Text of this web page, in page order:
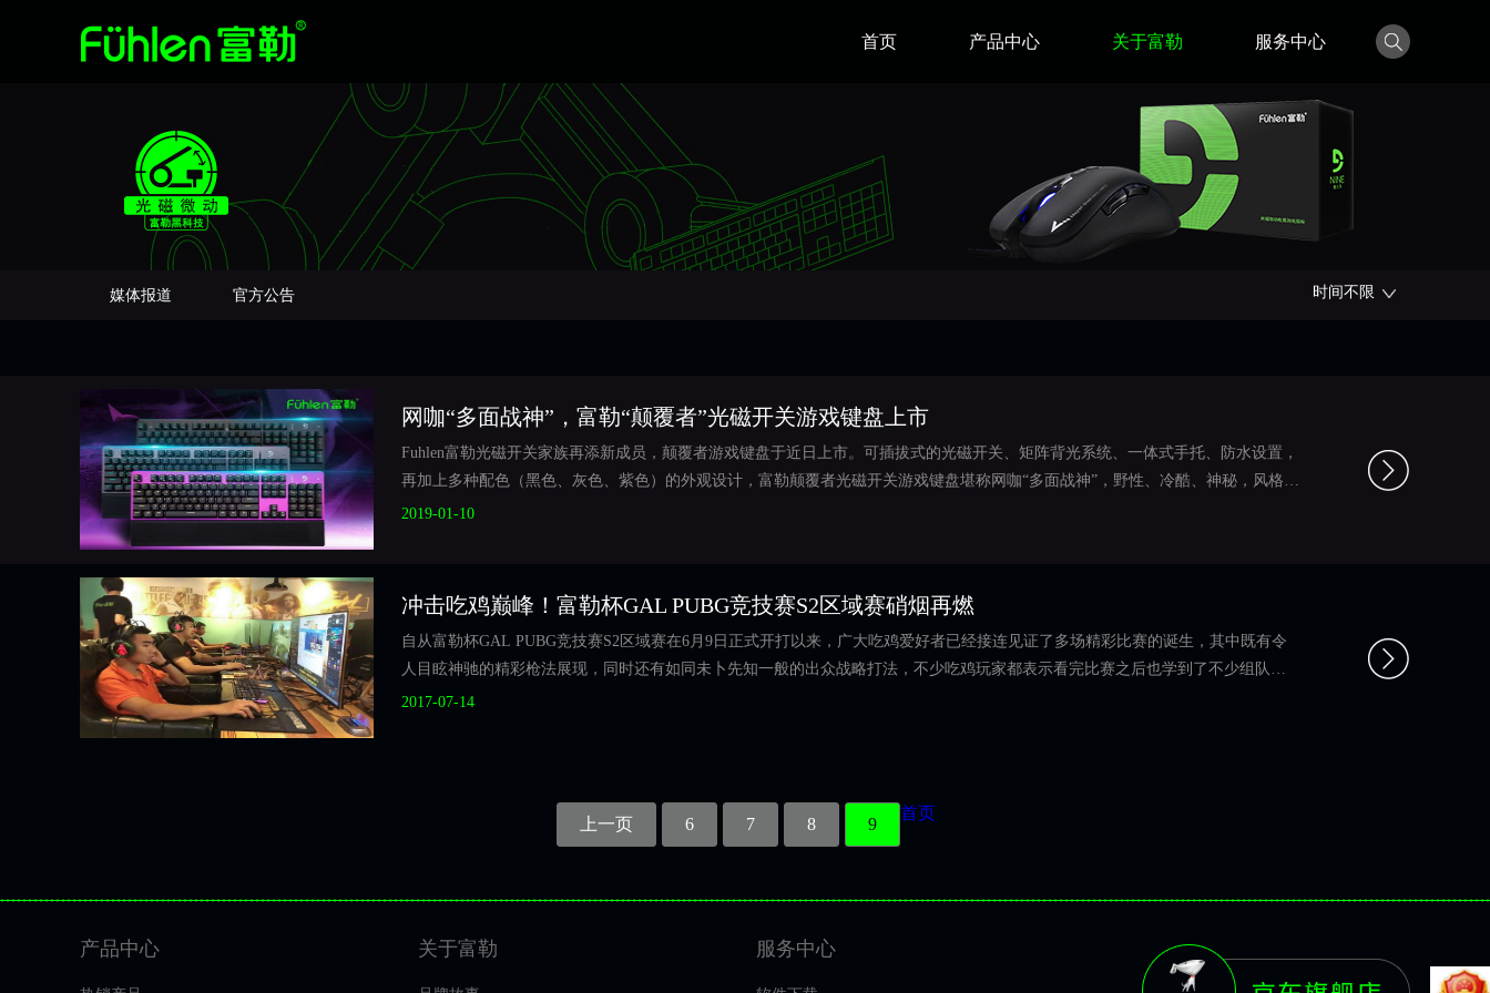
首页 产品中心 关于富勒 服务中心
媒体报道 官方公告 时间不限
网咖“多面战神”，富勒“颠覆者”光磁开关游戏键盘上市
Fuhlen富勒光磁开关家族再添新成员，颠覆者游戏键盘于近日上市。可插拔式的光磁开关、矩阵背光系统、一体式手托、防水设置，
再加上多种配色（黑色、灰色、紫色）的外观设计，富勒颠覆者光磁开关游戏键盘堪称网咖“多面战神”，野性、冷酷、神秘，风格各
异，满足玩家转换不同游戏氛围的体验需求。
2019-01-10
冲击吃鸡巅峰！富勒杯GAL PUBG竞技赛S2区域赛硝烟再燃
自从富勒杯GAL PUBG竞技赛S2区域赛在6月9日正式开打以来，广大吃鸡爱好者已经接连见证了多场精彩比赛的诞生，其中既有令
人目眩神驰的精彩枪法展现，同时还有如同未卜先知一般的出众战略打法，不少吃鸡玩家都表示看完比赛之后也学到了不少组队吃
鸡技巧。
2017-07-14
首页
上一页 6 7 8 9
产品中心 关于富勒 服务中心